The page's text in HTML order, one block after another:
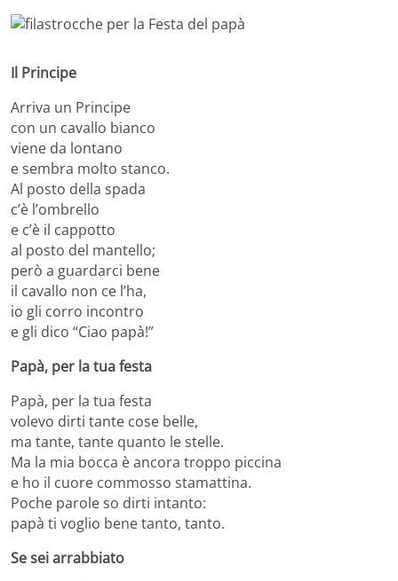
Il Principe
Arriva un Principe
con un cavallo bianco
viene da lontano
e sembra molto stanco.
Al posto della spada
c’è l’ombrello
e c’è il cappotto
al posto del mantello;
però a guardarci bene
il cavallo non ce l’ha,
io gli corro incontro
e gli dico “Ciao papà!”
Papà, per la tua festa
Papà, per la tua festa
volevo dirti tante cose belle,
ma tante, tante quanto le stelle.
Ma la mia bocca è ancora troppo piccina
e ho il cuore commosso stamattina.
Poche parole so dirti intanto:
papà ti voglio bene tanto, tanto.
Se sei arrabbiato